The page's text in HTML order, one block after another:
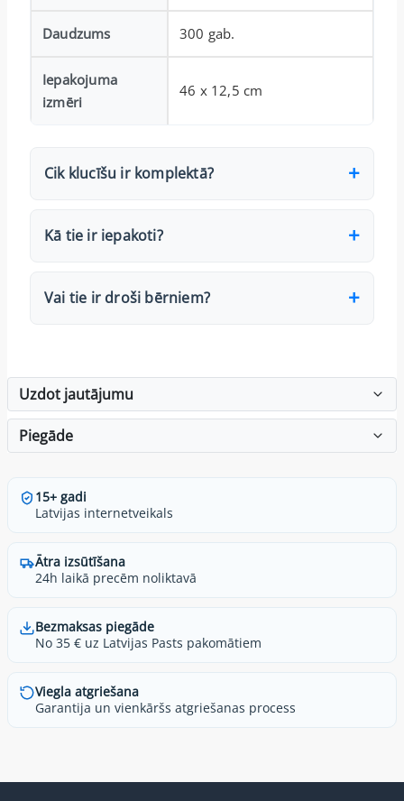
Daudzums 300 gab.
Iepakojuma
izmēri
46 x 12,5 cm
Cik klucīšu ir komplektā?
Kā tie ir iepakoti?
Vai tie ir droši bērniem?
Uzdot jautājumu
Piegāde
15+ gadi
Latvijas internetveikals
Ātra izsūtīšana
24h laikā precēm noliktavā
Bezmaksas piegāde
No 35 € uz Latvijas Pasts pakomātiem
Viegla atgriešana
Garantija un vienkāršs atgriešanas process